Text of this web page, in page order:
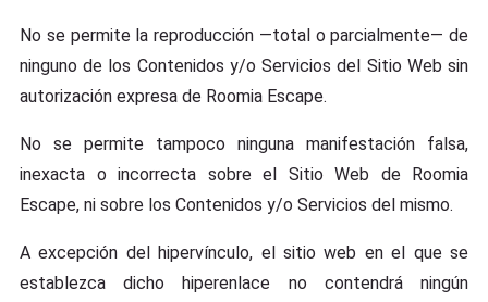
No se permite la reproducción —total o parcialmente— de
ninguno de los Contenidos y/o Servicios del Sitio Web sin
autorización expresa de Roomia Escape.
No se permite tampoco ninguna manifestación falsa,
inexacta o incorrecta sobre el Sitio Web de Roomia
Escape, ni sobre los Contenidos y/o Servicios del mismo.
A excepción del hipervínculo, el sitio web en el que se
establezca dicho hiperenlace no contendrá ningún